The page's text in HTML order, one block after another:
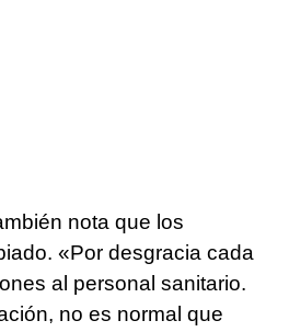
nota que los
«Por desgracia cada
al personal sanitario.
no es normal que